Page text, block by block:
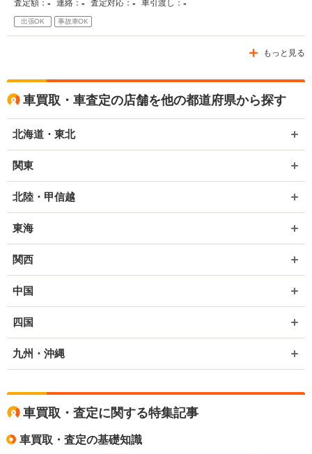
査定額： - 連絡： - 査定対応： - 車引渡し： -
出張OK 事故車OK
もっと見る
車買取・車査定の店舗を他の都道府県から探す
北海道・東北
関東
北陸・甲信越
東海
関西
中国
四国
九州・沖縄
車買取・査定に関する特集記事
車買取・査定の基礎知識